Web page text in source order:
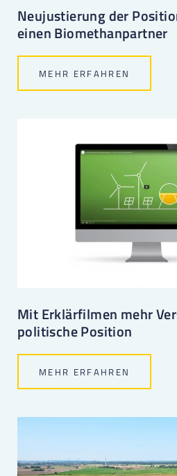
Neujustierung der
einen Biomethanpartner
MEHR ERFAHREN
Mit Erklärfilmen mehr
politische Position
MEHR ERFAHREN